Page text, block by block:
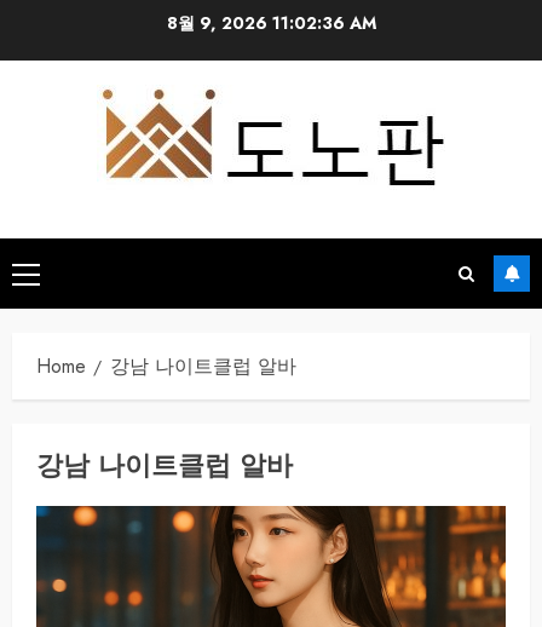
8월 9, 202611:02:37 AM
Primary
Menu
Home 강남 나이트클럽 알바
강남 나이트클럽 알바